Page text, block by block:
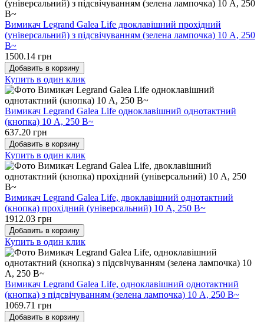
Вимикач Legrand Galea Life двоклавішний прохідний
(універсальний) з підсвічуванням (зелена лампочка) 10 А, 250
В~
1500.14 грн
Добавить в корзину
Купить в один клик
Вимикач Legrand Galea Life одноклавішний однотактний
(кнопка) 10 А, 250 В~
637.20 грн
Добавить в корзину
Купить в один клик
Вимикач Legrand Galea Life, двоклавішний однотактний
(кнопка) прохідний (універсальний) 10 А, 250 В~
1912.03 грн
Добавить в корзину
Купить в один клик
Вимикач Legrand Galea Life, одноклавішний однотактний
(кнопка) з підсвічуванням (зелена лампочка) 10 А, 250 В~
1069.71 грн
Добавить в корзину